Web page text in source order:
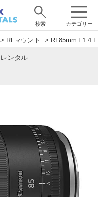
カテゴリー
検索
> RFマウント > RF85mm F1.4 L
レンタル